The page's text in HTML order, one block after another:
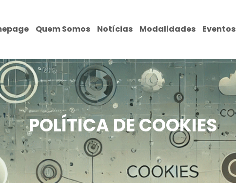
Quem Somos Notícias Modalidades Eventos
POLÍTICA DE COOKIES